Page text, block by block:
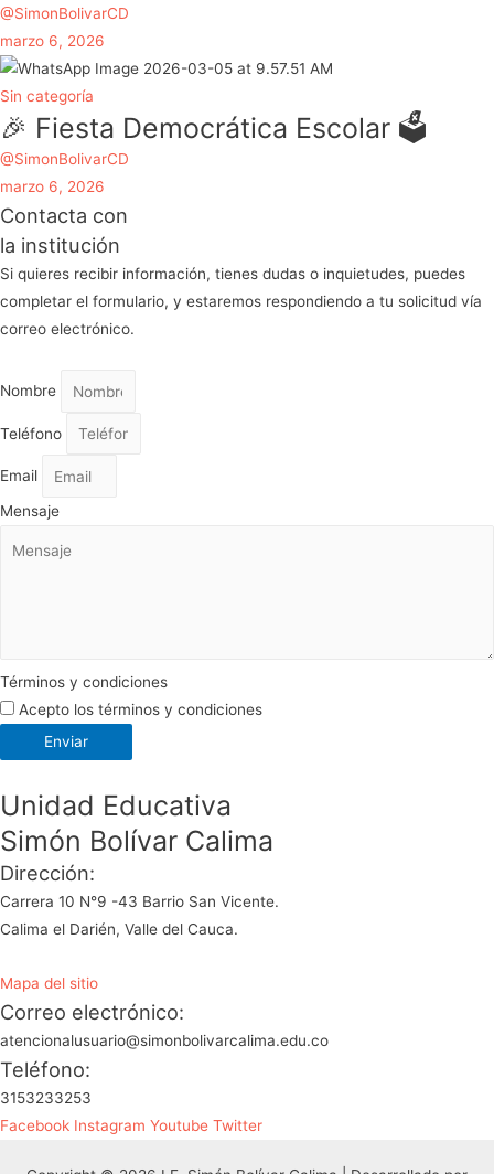
@SimonBolivarCD
marzo 6, 2026
Sin categoría
🎉 Fiesta Democrática Escolar 🗳️
@SimonBolivarCD
marzo 6, 2026
Contacta con
la institución
Si quieres recibir información, tienes dudas o inquietudes, puedes
completar el formulario, y estaremos respondiendo a tu solicitud vía
correo electrónico.
Nombre
Teléfono
Email
Mensaje
Términos y condiciones
Acepto los términos y condiciones
Enviar
Unidad Educativa
Simón Bolívar Calima
Dirección:
Carrera 10 N°9 -43 Barrio San Vicente.
Calima el Darién, Valle del Cauca.
Mapa del sitio
Correo electrónico:
atencionalusuario@simonbolivarcalima.edu.co
Teléfono:
3153233253
Facebook Instagram Youtube Twitter